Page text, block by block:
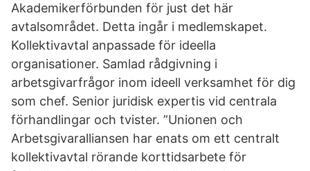
Akademikerförbunden för just det här
avtalsområdet. Detta ingår i medlemskapet.
Kollektivavtal anpassade för ideella
organisationer. Samlad rådgivning i
arbetsgivarfrågor inom ideell verksamhet för dig
som chef. Senior juridisk expertis vid centrala
förhandlingar och tvister. ”Unionen och
Arbetsgivaralliansen har enats om ett centralt
kollektivavtal rörande korttidsarbete för